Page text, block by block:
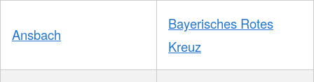
Ansbach
Bayerisches Rotes
Kreuz